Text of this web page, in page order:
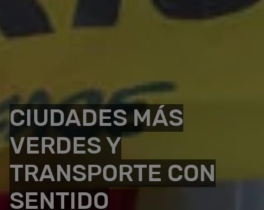
CIUDADES MÁS
VERDES Y
TRANSPORTE CON
SENTIDO